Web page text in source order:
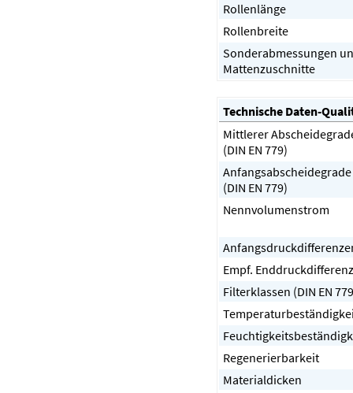
Rollenlänge
Rollenbreite
Sonderabmessungen
Mattenzuschnitte
Technische Daten-
Mittlerer
(DIN EN 779)
Anfangsabscheidegrade
(DIN EN 779)
Nennvolumenstrom
Empf. Enddruckdifferenz
Filterklassen (DIN EN
Regenerierbarkeit
Materialdicken